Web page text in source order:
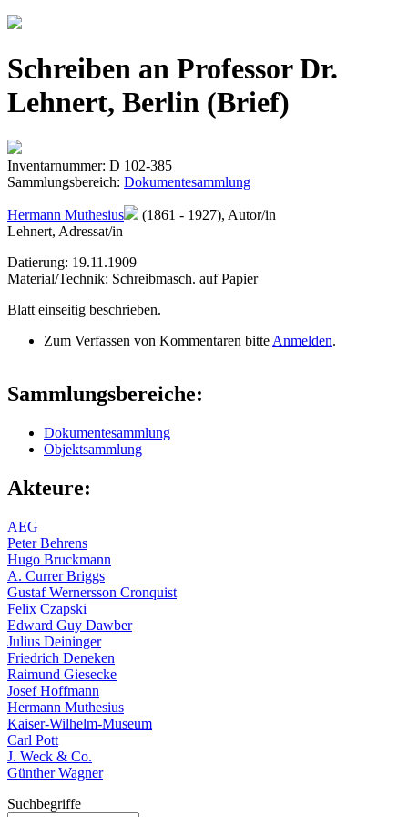
Jump to navigation
Schreiben an Professor Dr.
Lehnert, Berlin (Brief)
Inventarnummer: D 102-385
Sammlungsbereich: Dokumentesammlung
Hermann Muthesius
(1861 - 1927), Autor/in
Lehnert, Adressat/in
Datierung: 19.11.1909
Material/Technik: Schreibmasch. auf Papier
Blatt einseitig beschrieben.
Zum Verfassen von Kommentaren bitte Anmelden.
Sammlungsbereiche:
Dokumentesammlung
Objektsammlung
Akteure:
AEG
Peter Behrens
Hugo Bruckmann
A. Currer Briggs
Gustaf Wernersson Cronquist
Felix Czapski
Edward Guy Dawber
Julius Deininger
Friedrich Deneken
Raimund Giesecke
Josef Hoffmann
Hermann Muthesius
Kaiser-Wilhelm-Museum
Carl Pott
J. Weck & Co.
Günther Wagner
Suchbegriffe